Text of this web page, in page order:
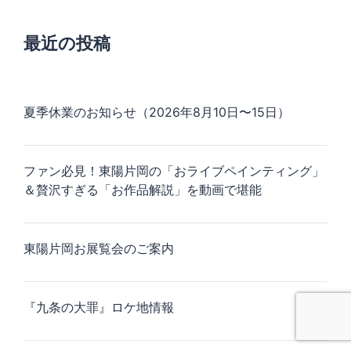
最近の投稿
夏季休業のお知らせ（2026年8月10日〜15日）
ファン必見！東陽片岡の「おライブペインティング」
＆贅沢すぎる「お作品解説」を動画で堪能
東陽片岡お展覧会のご案内
『九条の大罪』ロケ地情報